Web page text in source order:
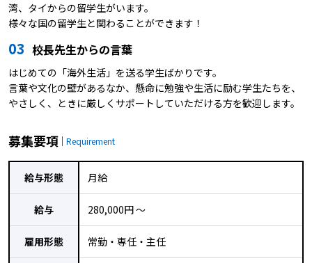
湾、タイからの留学生がいます。
様々な国の留学生と関わることができます！
03 校長先生からの言葉
はじめての「海外生活」を送る学生ばかりです。
言葉や文化の壁があるなか、懸命に勉強や生活に励む学生たちを、
やさしく、ときに厳しくサポートしていただける方を歓迎します。
募集要項 Requirement
給与形態 月給
給与 280,000円 〜
雇用形態 常勤・専任・主任